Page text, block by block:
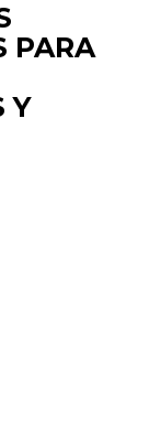
PARA
Y